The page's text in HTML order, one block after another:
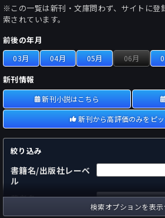
※この一覧は新刊・文庫問わず、サイトに登
索されています。
前後の年月
03月 04月 05月 06月
新刊情報
新刊小説はこちら
新刊から高評価のみをピ
絞り込み
書籍名/出版社レーベ
ル
著者名
国内
海外
検索オプションを表示